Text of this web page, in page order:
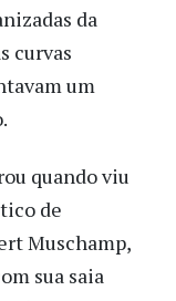
da
curvas
um
quando viu
de
Muschamp,
sua saia